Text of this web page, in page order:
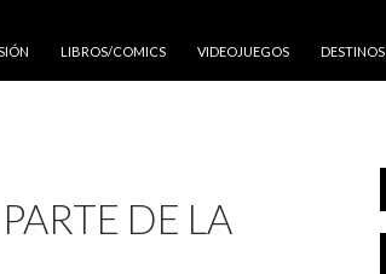
LIBROS/COMICS VIDEOJUEGOS DESTINOS
DE LA